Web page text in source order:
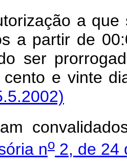
a que
a partir de
ser
e vinte
no 2, de 24